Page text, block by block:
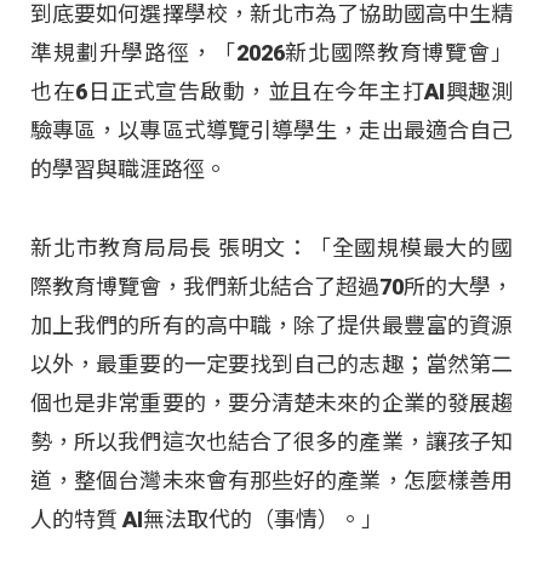
到底要如何選擇學校，新北市為了協助國高中生精
準規劃升學路徑，「2026新北國際教育博覽會」
也在6日正式宣告啟動，並且在今年主打AI興趣測
驗專區，以專區式導覽引導學生，走出最適合自己
的學習與職涯路徑。
新北市教育局局長 張明文：「全國規模最大的國
際教育博覽會，我們新北結合了超過70所的大學，
加上我們的所有的高中職，除了提供最豐富的資源
以外，最重要的一定要找到自己的志趣；當然第二
個也是非常重要的，要分清楚未來的企業的發展趨
勢，所以我們這次也結合了很多的產業，讓孩子知
道，整個台灣未來會有那些好的產業，怎麼樣善用
人的特質 AI無法取代的（事情）。」